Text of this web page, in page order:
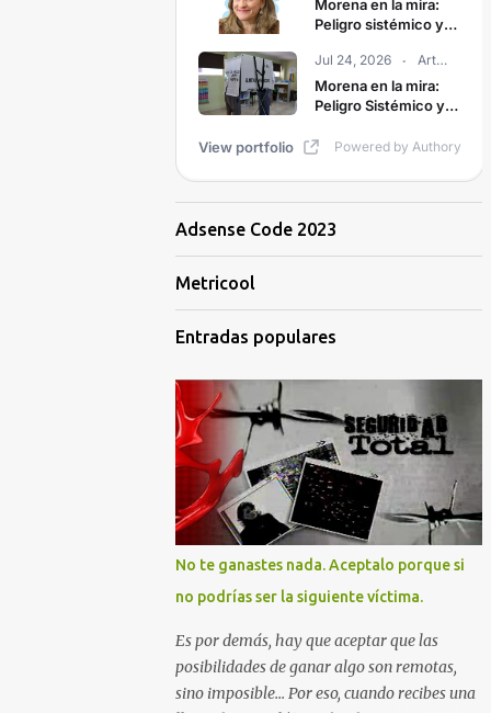
Adsense Code 2023
Metricool
Entradas populares
No te ganastes nada. Aceptalo porque si
no podrías ser la siguiente víctima.
Es por demás, hay que aceptar que las
posibilidades de ganar algo son remotas,
sino imposible... Por eso, cuando recibes una